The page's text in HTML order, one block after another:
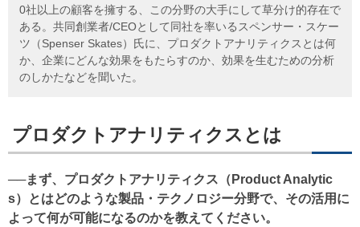
0社以上の顧客を擁する、この分野の大手にして草分け的存在で
ある。共同創業者/CEOとして同社を率いるスペンサー・スケー
ツ（Spenser Skates）氏に、プロダクトアナリティクスとは何
か、企業にどんな効果をもたらすのか、効果を生むための分析
のしかたなどを聞いた。
プロダクトアナリティクスとは
──まず、プロダクトアナリティクス（Product Analytic
s）とはどのような製品・テクノロジー分野で、その活用に
よって何が可能になるのかを教えてください。